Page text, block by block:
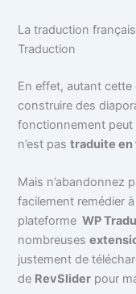
La traduction
Traduction
En effet, autant
construire des
fonctionnement peut
n’est pastraduite en
Mais n’abandonnez
facilement remédier
plateforme WP
nombreuses
justement de
de RevSlider pour